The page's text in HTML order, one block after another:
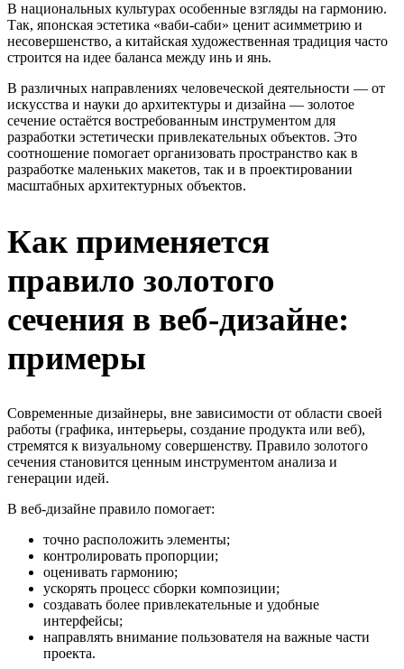
В национальных культурах особенные взгляды на гармонию.
Так, японская эстетика «ваби-саби» ценит асимметрию и
несовершенство, а китайская художественная традиция часто
строится на идее баланса между инь и янь.
В различных направлениях человеческой деятельности — от
искусства и науки до архитектуры и дизайна — золотое
сечение остаётся востребованным инструментом для
разработки эстетически привлекательных объектов. Это
соотношение помогает организовать пространство как в
разработке маленьких макетов, так и в проектировании
масштабных архитектурных объектов.
Как применяется
правило золотого
сечения в веб-дизайне:
примеры
Современные дизайнеры, вне зависимости от области своей
работы (графика, интерьеры, создание продукта или веб),
стремятся к визуальному совершенству. Правило золотого
сечения становится ценным инструментом анализа и
генерации идей.
В веб-дизайне правило помогает:
точно расположить элементы;
контролировать пропорции;
оценивать гармонию;
ускорять процесс сборки композиции;
создавать более привлекательные и удобные
интерфейсы;
направлять внимание пользователя на важные части
проекта.